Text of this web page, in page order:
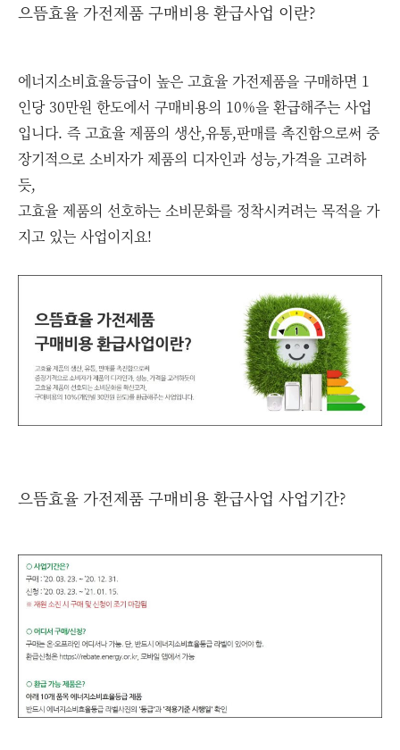
으뜸효율 가전제품 구매비용 환급사업 이란?
에너지소비효율등급이 높은 고효율 가전제품을 구매하면 1
인당 30만원 한도에서 구매비용의 10%을 환급해주는 사업
입니다. 즉 고효율 제품의 생산,유통,판매를 촉진함으로써 중
장기적으로 소비자가 제품의 디자인과 성능,가격을 고려하
듯,
고효율 제품의 선호하는 소비문화를 정착시켜려는 목적을 가
지고 있는 사업이지요!
으뜸효율 가전제품 구매비용 환급사업 사업기간?